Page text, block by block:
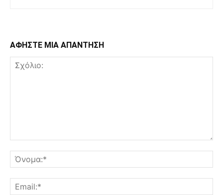
ΑΦΗΣΤΕ ΜΙΑ ΑΠΑΝΤΗΣΗ